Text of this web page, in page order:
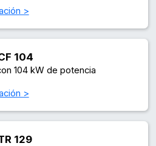
>
104
104 kW de potencia
>
129